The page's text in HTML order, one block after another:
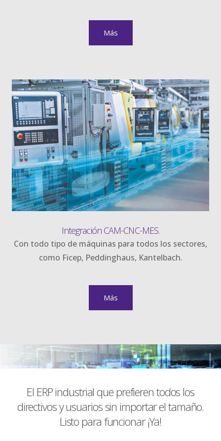
Más
Integración CAM-CNC-MES.
Con todo tipo de máquinas para todos los sectores,
como Ficep, Peddinghaus, Kantelbach.
Más
El ERP industrial que prefieren todos los
directivos y usuarios sin importar el tamaño.
Listo para funcionar ¡Ya!